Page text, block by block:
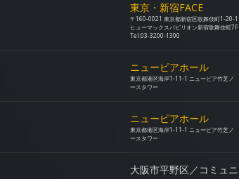
東京・新宿FACE
〒160-0021 東京都新宿区歌舞伎町1-20-1
ヒューマックスパビリオン新宿歌舞伎町7F
Tel:03-3200-1300
ニューピアホール
東京都港区海岸1-11-1 ニューピア竹芝ノ
ースタワー
ニューピアホール
東京都港区海岸1-11-1 ニューピア竹芝ノ
ースタワー
大阪市平野区／コミュニ